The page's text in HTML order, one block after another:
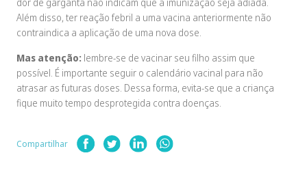
Além disso, ter reação febril a uma vacina anteriormente não
contraindica a aplicação de uma nova dose.
Mas atenção: lembre-se de vacinar seu filho assim que
possível. É importante seguir o calendário vacinal para não
atrasar as futuras doses. Dessa forma, evita-se que a criança
fique muito tempo desprotegida contra doenças.
Compartilhar